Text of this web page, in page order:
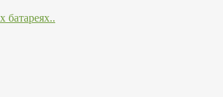
батареях..